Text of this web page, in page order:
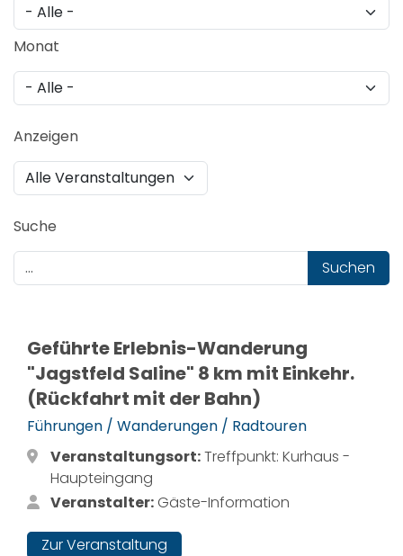
Monat
Anzeigen
Suche
Suchen
Geführte Erlebnis-Wanderung
"Jagstfeld Saline" 8 km mit Einkehr.
(Rückfahrt mit der Bahn)
Führungen / Wanderungen / Radtouren
Veranstaltungsort:Treffpunkt: Kurhaus -
Haupteingang
Veranstalter: Gäste-Information
Zur Veranstaltung